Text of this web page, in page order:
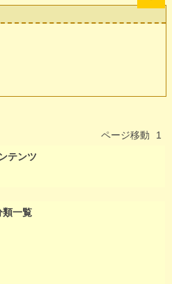
ページ移動
1
テンツ
類一覧